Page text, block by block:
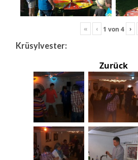
« ‹ 1 von 4 ›
Krüsylvester:
Zurück